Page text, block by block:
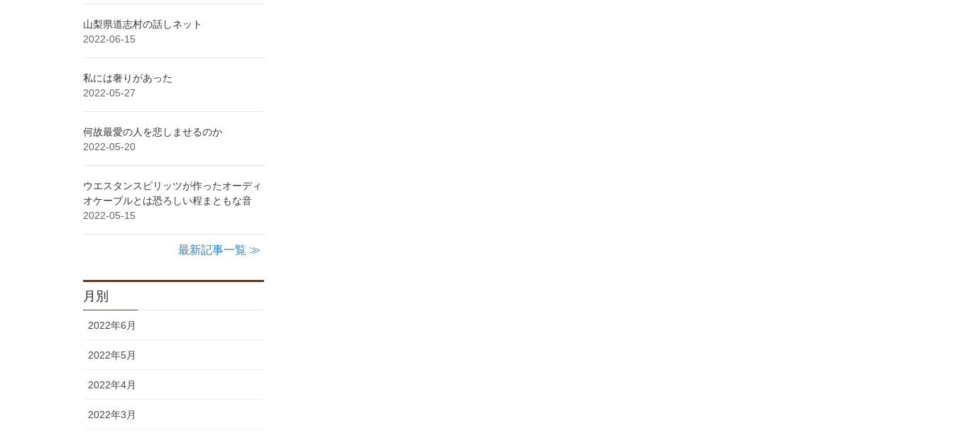
山梨県道志村の話しネット
2022-06-15
私には奢りがあった
2022-05-27
何故最愛の人を悲しませるのか
2022-05-20
ウエスタンスピリッツが作ったオーディ
オケーブルとは恐ろしい程まともな音
2022-05-15
最新記事一覧 ≫
月別
2022年6月
2022年5月
2022年4月
2022年3月